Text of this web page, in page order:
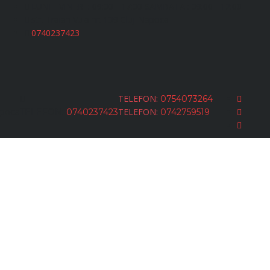
0740237423
TELEFON: 0754073264
TELEFON: 0742759519
0740237423